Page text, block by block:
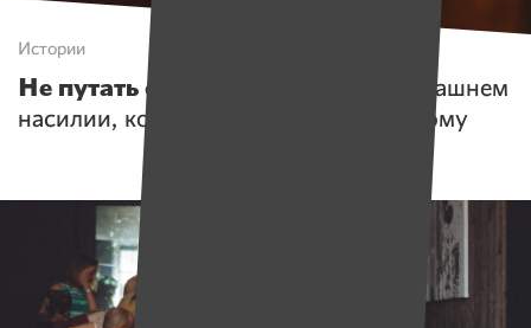
Истории
Не путать с любовью.
Факты о домашнем
насилии, которые нужно знать каждому